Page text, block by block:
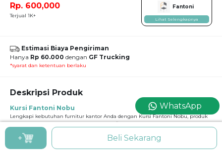
Rp. 600,000
Terjual 1K+
Fantoni
Lihat Selengkapnya
Estimasi Biaya Pengiriman
Hanya Rp 60.000 dengan GF Trucking
*syarat dan ketentuan berlaku
Deskripsi Produk
Kursi Fantoni Nobu
Lengkapi kebutuhan furnitur kantor Anda dengan Kursi Fantoni Nobu, produk
lokal berkualitas yang telah memiliki sertifikasi TKDN. Kursi hadap ini dirancang
dengan standar kualitas nasional yang ketat, menjamin durabilitas jangka
panjang untuk penggunaan di instansi pemerintah maupun korporasi swasta.
Material jaring yang digunakan sangat kuat dan tidak mudah kendur,
+ Beli Sekarang
WhatsApp